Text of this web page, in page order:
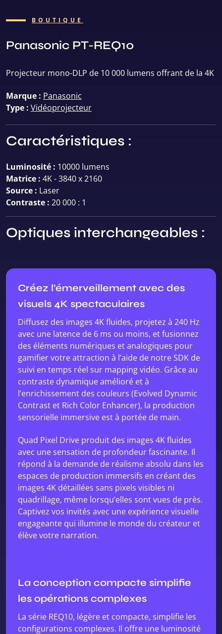
BOUTIQUE
Panasonic PT-REQ10
Projecteur mono-DLP de 10 000 lumens offrant de la 4K
Marque : Panasonic
Type : Vidéoprojecteur
Caractéristiques :
Luminosité : 10000 lumens
Matrice : 4K - 3840 x 2160
Source : Laser
Contraste : 20 000 : 1
Optiques interchangeables :
Créez l’émerveillement avec des
visuels 4K spectaculaires
Diffusez des images 4K fluides, projetez à 240 Hz
avec une latence de 6 ms ou moins, et fusionnez
des éléments numériques et analogiques pour
gamifier votre attraction à l’aide de notre SDK de
suivi en temps réel sur mapping vidéo. Grâce au
contraste dynamique amélioré et à
l’enrichissement des couleurs (Evolved Dynamic
Contrast et Rich Color Enhancer), la production
sensorielle immersive est à portée de main.
Quad Pixel Drive produit des images 4K fluides
avec une sensation de profondeur fascinante. Il
répond à la demande de réalisme absolu dans les
espaces de production immersifs en créant des
images 4K détaillées sans pixels visibles ni
quadrillage, même lorsqu’elles sont vues de près.
Captivez vos invités avec une expérience visuelle
engageante qui illumine le monde du créateur et
élève votre narration.
La conception compacte simplifie
les opérations complexes
La série REQ10, légère et compacte, simplifie les
configurations complexes. Il offre une luminosité